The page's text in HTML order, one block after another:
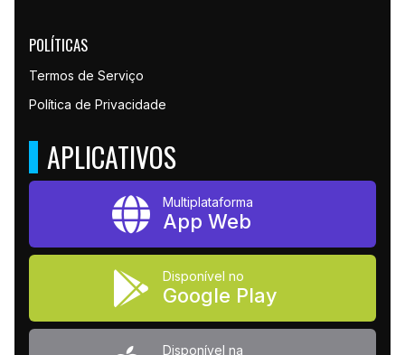
POLÍTICAS
Termos de Serviço
Política de Privacidade
APLICATIVOS
Multiplataforma
App Web
Disponível no
Google Play
Disponível na